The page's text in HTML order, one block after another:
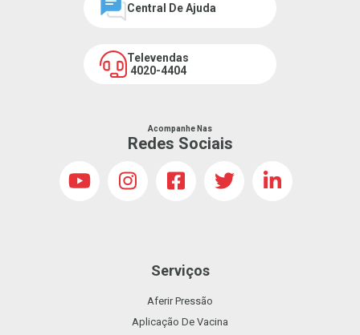
Central De Ajuda
Televendas
4020-4404
Acompanhe Nas
Redes Sociais
Serviços
Aferir Pressão
Aplicação De Vacina